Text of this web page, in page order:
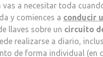
vas a necesitar toda
y comiences a conducir
llaves sobre un circuito
realizarse a diario,
de forma individual (en